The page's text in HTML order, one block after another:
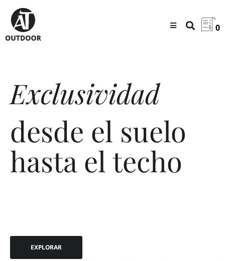
0
Exclusividad
desde el suelo
hasta el techo
EXPLORAR